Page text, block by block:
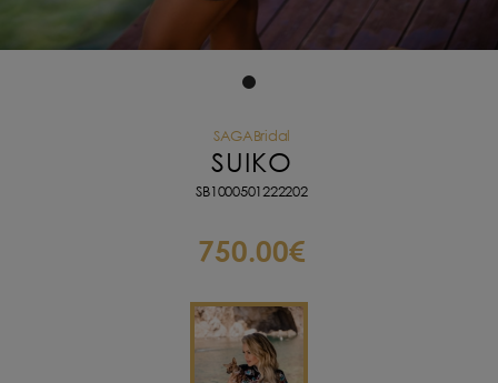
SAGABridal
SUIKO
SB1000501222202
750.00€